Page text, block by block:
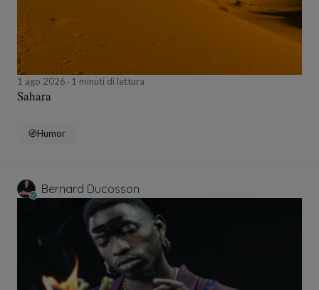
1 ago 2026 1 minuti di lettura
Sahara
Humor
Bernard Ducosson